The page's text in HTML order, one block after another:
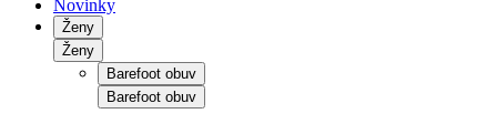
Novinky
Ženy
Ženy
Barefoot obuv
Barefoot obuv